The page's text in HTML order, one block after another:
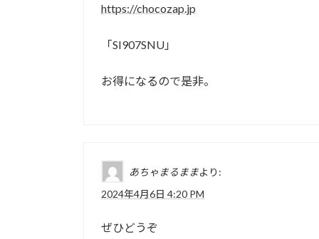
https://chocozap.jp
「SI907SNU」
お得になるので是非。
あちゃまるままより:
2024年4月6日 4:20 PM
ぜひどうぞ